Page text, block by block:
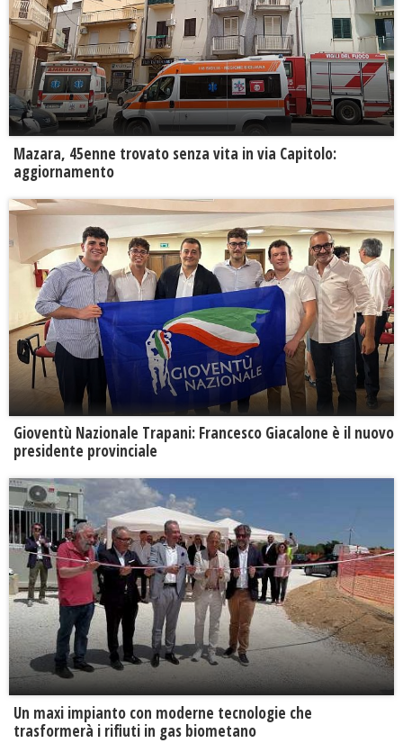
Mazara, 45enne trovato senza vita in via Capitolo:
aggiornamento
Gioventù Nazionale Trapani: Francesco Giacalone è il nuovo
presidente provinciale
Un maxi impianto con moderne tecnologie che
trasformerà i rifiuti in gas biometano